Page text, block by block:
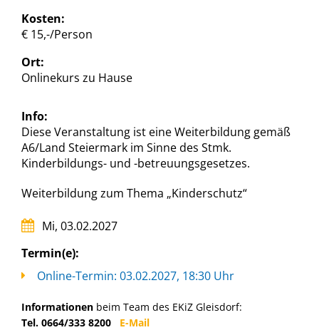
Kosten:
€ 15,-/Person
Ort:
Onlinekurs zu Hause
Info:
Diese Veranstaltung ist eine Weiterbildung gemäß
A6/Land Steiermark im Sinne des Stmk.
Kinderbildungs- und -betreuungsgesetzes.
Weiterbildung zum Thema „Kinderschutz“
Mi, 03.02.2027
Termin(e):
Online-Termin: 03.02.2027, 18:30 Uhr
Informationen beim Team des EKiZ Gleisdorf:
Tel. 0664/333 8200 E-Mail